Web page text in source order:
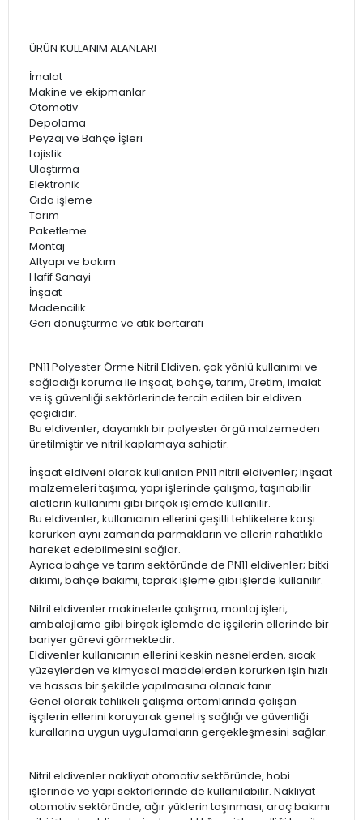
ÜRÜN KULLANIM ALANLARI
İmalat
Makine ve ekipmanlar
Otomotiv
Depolama
Peyzaj ve Bahçe İşleri
Lojistik
Ulaştırma
Elektronik
Gıda işleme
Tarım
Paketleme
Montaj
Altyapı ve bakım
Hafif Sanayi
İnşaat
Madencilik
Geri dönüştürme ve atık bertarafı
PN11 Polyester Örme Nitril Eldiven, çok yönlü kullanımı ve
sağladığı koruma ile inşaat, bahçe, tarım, üretim, imalat
ve iş güvenliği sektörlerinde tercih edilen bir eldiven
çeşididir.
Bu eldivenler, dayanıklı bir polyester örgü malzemeden
üretilmiştir ve nitril kaplamaya sahiptir.
İnşaat eldiveni olarak kullanılan PN11 nitril eldivenler; inşaat
malzemeleri taşıma, yapı işlerinde çalışma, taşınabilir
aletlerin kullanımı gibi birçok işlemde kullanılır.
Bu eldivenler, kullanıcının ellerini çeşitli tehlikelere karşı
korurken aynı zamanda parmakların ve ellerin rahatlıkla
hareket edebilmesini sağlar.
Ayrıca bahçe ve tarım sektöründe de PN11 eldivenler; bitki
dikimi, bahçe bakımı, toprak işleme gibi işlerde kullanılır.
Nitril eldivenler makinelerle çalışma, montaj işleri,
ambalajlama gibi birçok işlemde de işçilerin ellerinde bir
bariyer görevi görmektedir.
Eldivenler kullanıcının ellerini keskin nesnelerden, sıcak
yüzeylerden ve kimyasal maddelerden korurken işin hızlı
ve hassas bir şekilde yapılmasına olanak tanır.
Genel olarak tehlikeli çalışma ortamlarında çalışan
işçilerin ellerini koruyarak genel iş sağlığı ve güvenliği
kurallarına uygun uygulamaların gerçekleşmesini sağlar.
Nitril eldivenler nakliyat otomotiv sektöründe, hobi
işlerinde ve yapı sektörlerinde de kullanılabilir. Nakliyat
otomotiv sektöründe, ağır yüklerin taşınması, araç bakımı